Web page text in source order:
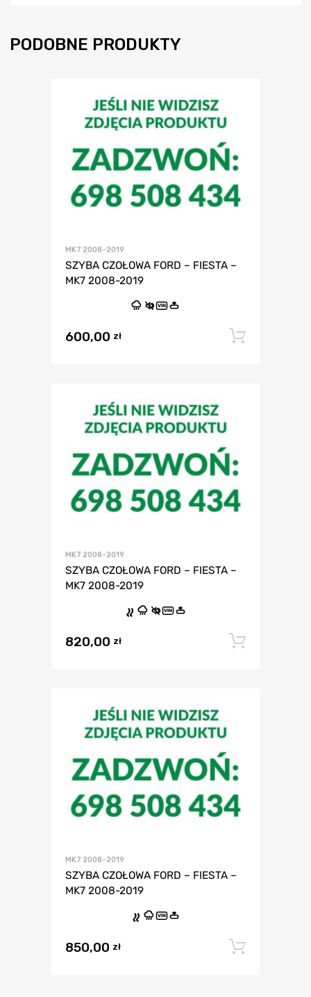
PODOBNE PRODUKTY
MK7 2008-2019
SZYBA CZOŁOWA FORD – FIESTA –
MK7 2008-2019
VIN
600,00 zł
MK7 2008-2019
SZYBA CZOŁOWA FORD – FIESTA –
MK7 2008-2019
VIN
820,00 zł
MK7 2008-2019
SZYBA CZOŁOWA FORD – FIESTA –
MK7 2008-2019
VIN
850,00 zł